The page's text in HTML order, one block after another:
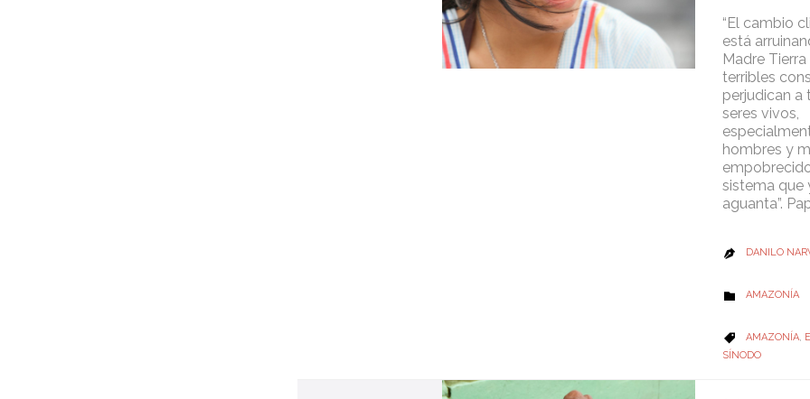
“El cambio
está
Madre Tierra
terribles
perjudican a
seres vivos,
hombres y
sistema que
aguanta”.
 DANILO
 CATEGORY
AMAZONÍA
 CATEGORY
AMAZONÍA,
SÍNODO